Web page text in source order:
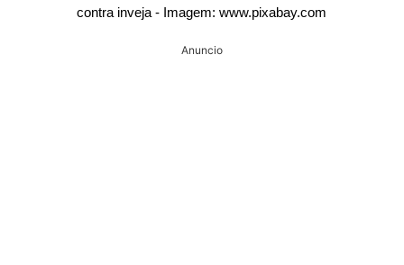
contra inveja - Imagem: www.pixabay.com
Anuncio